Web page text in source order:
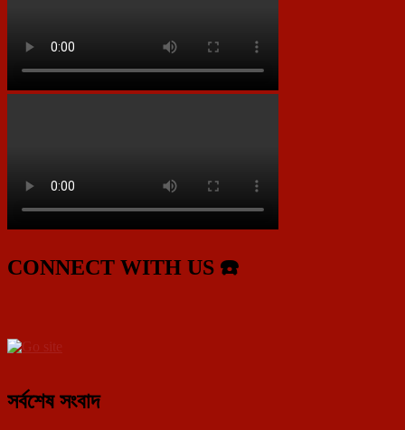
CONNECT WITH US ☎️
সর্বশেষ সংবাদ